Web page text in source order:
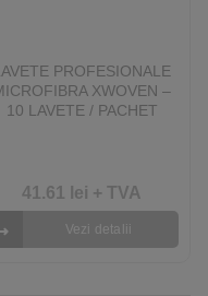
PROFESIONALE
XWOVEN –
10 LAVETE / PACHET
41.61 lei + TVA
Vezi detalii